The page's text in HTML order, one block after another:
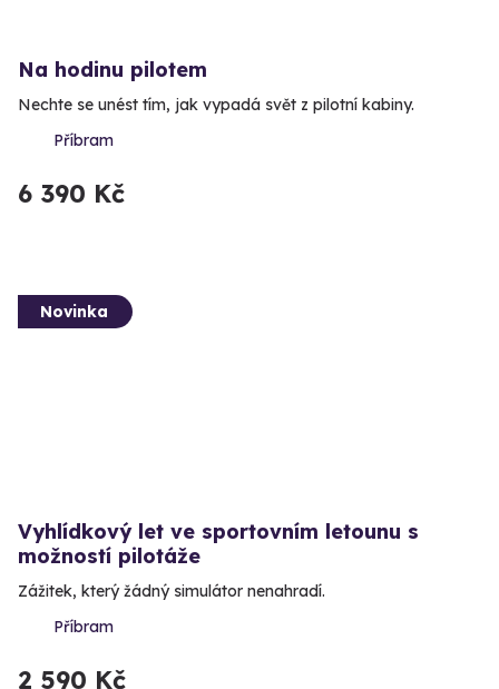
Na hodinu pilotem
Nechte se unést tím, jak vypadá svět z pilotní kabiny.
Příbram
6 390 Kč
Novinka
Vyhlídkový let ve sportovním letounu s
možností pilotáže
Zážitek, který žádný simulátor nenahradí.
Příbram
2 590 Kč